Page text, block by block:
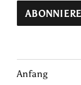
Anfang